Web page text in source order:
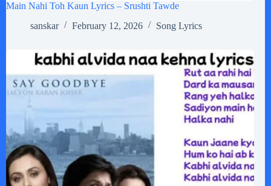
Main Nahi Toh Kaun Lyrics – Srushti Tawde
sanskar
February 12, 2026 Song Lyrics